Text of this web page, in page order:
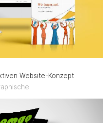
Website-Konzept